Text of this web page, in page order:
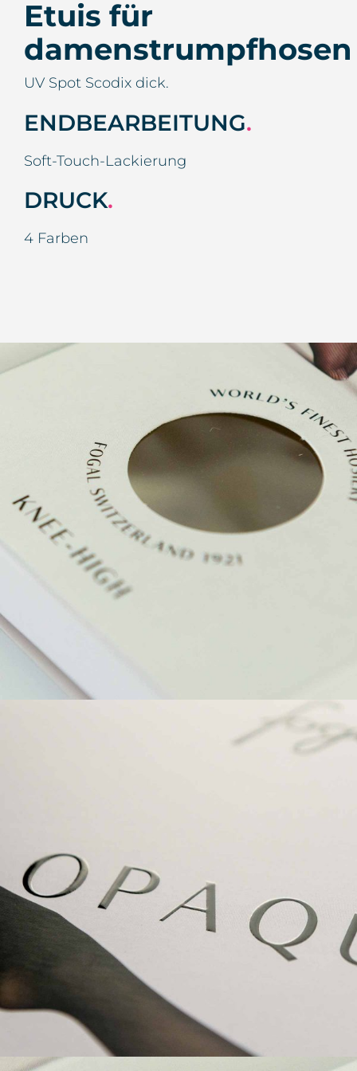
Etuis für
damenstrumpfhosen
UV Spot Scodix dick.
ENDBEARBEITUNG.
Soft-Touch-Lackierung
DRUCK.
4 Farben